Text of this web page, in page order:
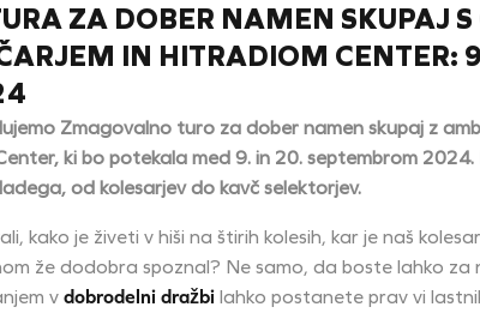
ZA DOBER NAMEN SKUPAJ
IN HITRADIOM CENTER:
Zmagovalno turo za dober namen skupaj z
ki bo potekala med 9. in 20. septembrom
od kolesarjev do kavč selektorjev.
kako je živeti v hiši na štirih kolesih, kar je naš
že dodobra spoznal? Ne samo, da boste lahko za
vdobrodelni dražbi lahko postanete prav vi